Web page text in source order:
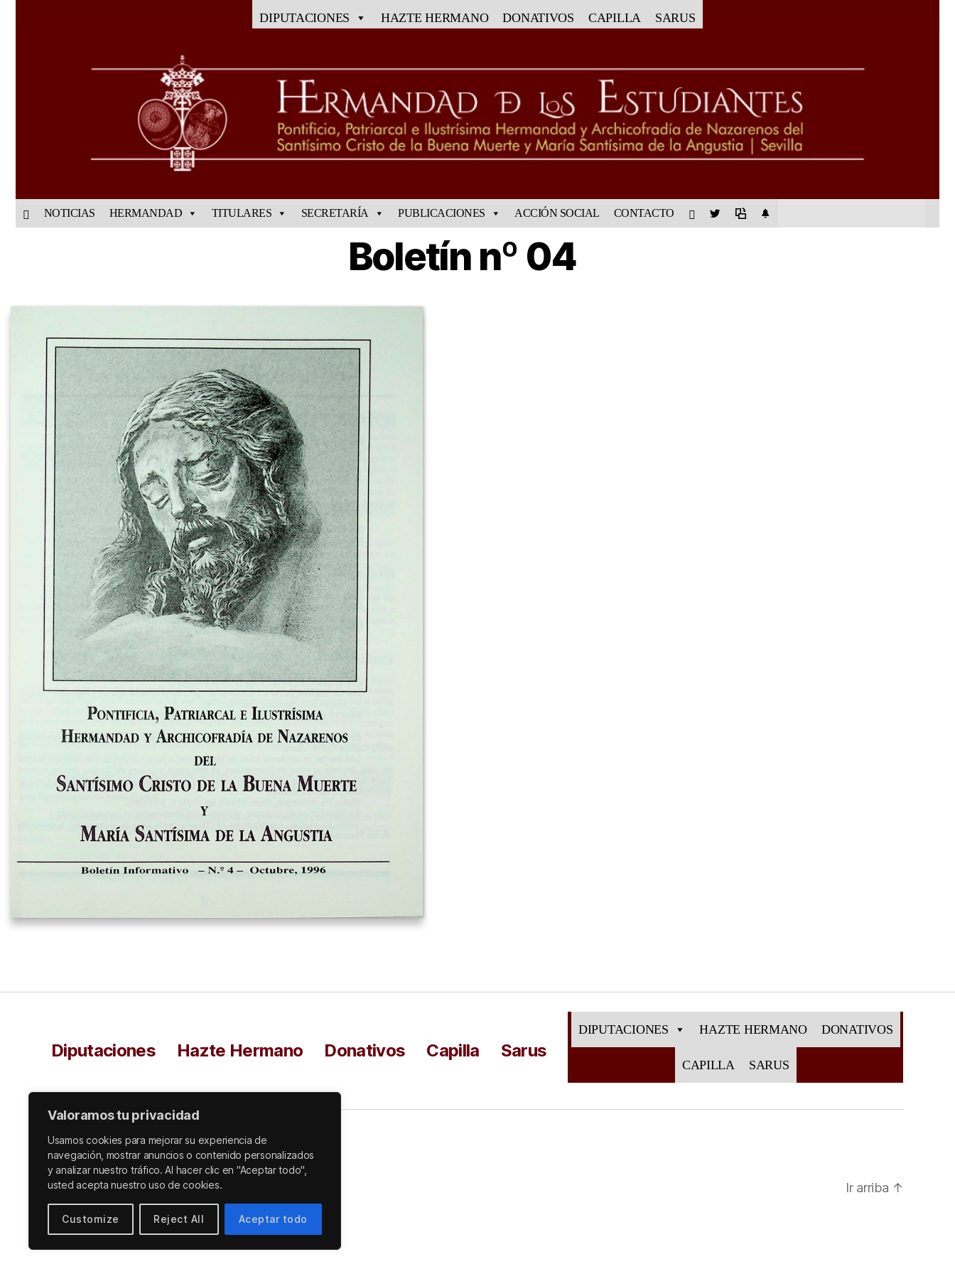
Valoramos tu privacidad
Usamos cookies para mejorar su experiencia de
navegación, mostrar anuncios o contenido personalizados
y analizar nuestro tráfico. Al hacer clic en "Aceptar todo",
usted acepta nuestro uso de cookies.
Customize Reject All Aceptar todo
DIPUTACIONES HAZTE HERMANO DONATIVOS CAPILLA SARUS
NOTICIAS HERMANDAD TITULARES SECRETARÍA PUBLICACIONES ACCIÓN SOCIAL CONTACTO
Boletín nº 04
Diputaciones Hazte Hermano Donativos Capilla Sarus
DIPUTACIONES HAZTE HERMANO DONATIVOS
CAPILLA SARUS
© 2026
Funciona con WordPress
Ir arriba ↑